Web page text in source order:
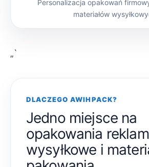
Personalizacja opakowań
materiałów
„`
DLACZEGO AWIHPACK?
Jedno miejsce na
opakowania
wysyłkowe i